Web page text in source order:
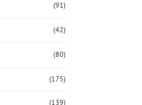
(91)
(42)
(80)
(175)
(139)